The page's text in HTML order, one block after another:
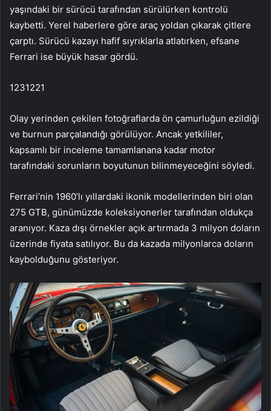
yaşındaki bir sürücü tarafından sürülürken kontrolü
kaybetti. Yerel haberlere göre araç yoldan çıkarak çitlere
çarptı. Sürücü kazayı hafif sıyrıklarla atlatırken, efsane
Ferrari ise büyük hasar gördü.
1231221
Olay yerinden çekilen fotoğraflarda ön çamurluğun ezildiği
ve burnun parçalandığı görülüyor. Ancak yetkililer,
kapsamlı bir inceleme tamamlanana kadar motor
tarafındaki sorunların boyutunun bilinmeyeceğini söyledi.
Ferrari’nin 1960’lı yıllardaki ikonik modellerinden biri olan
275 GTB, günümüzde koleksiyonerler tarafından oldukça
aranıyor. Kaza dışı örnekler açık artırmada 3 milyon doların
üzerinde fiyata satılıyor. Bu da kazada milyonlarca doların
kaybolduğunu gösteriyor.